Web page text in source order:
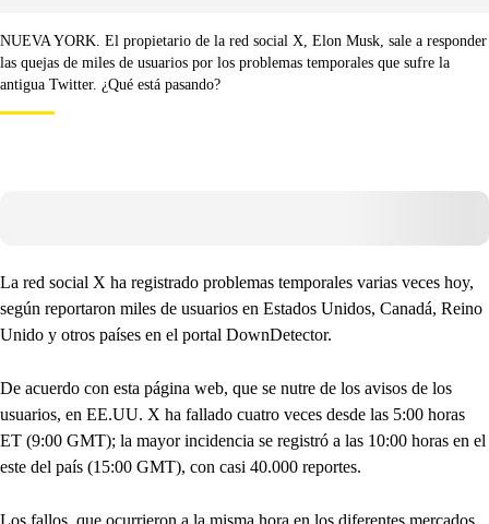
NUEVA YORK. El propietario de la red social X, Elon Musk, sale a responder
las quejas de miles de usuarios por los problemas temporales que sufre la
antigua Twitter. ¿Qué está pasando?
La red social X ha registrado problemas temporales varias veces hoy,
según reportaron miles de usuarios en Estados Unidos, Canadá, Reino
Unido y otros países en el portal DownDetector.
De acuerdo con esta página web, que se nutre de los avisos de los
usuarios, en EE.UU. X ha fallado cuatro veces desde las 5:00 horas
ET (9:00 GMT); la mayor incidencia se registró a las 10:00 horas en el
este del país (15:00 GMT), con casi 40.000 reportes.
Los fallos, que ocurrieron a la misma hora en los diferentes mercados